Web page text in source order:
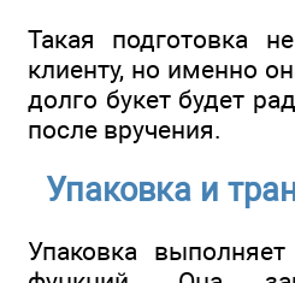
Такая подготовка
клиенту, но именно
долго букет будет
после вручения.
Упаковка и
Упаковка